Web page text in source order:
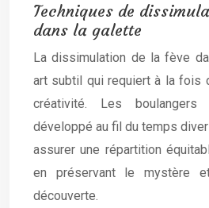
Techniques de
dans la galette
La dissimulation de la fève
art subtil qui requiert à la fois
créativité. Les
développé au fil du temps
assurer une répartition
en préservant le mystère
découverte.